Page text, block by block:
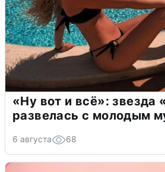
«Ну вот и всё»: звезда
развелась с молодым
6 августа 68